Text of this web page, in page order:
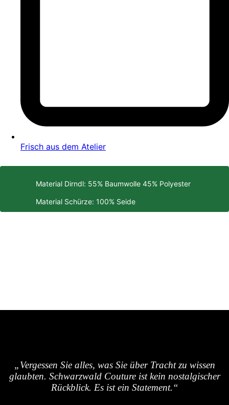
Frisch aus dem Atelier
Material Dirndl: 55% Baumwolle 45% Polyester
Material Schürze: 100% Seide
„Vergessen Sie alles, was Sie über Tracht zu wissen
glaubten. Schwarzwald Couture ist kein nostalgischer
Rückblick. Es ist ein Statement.“